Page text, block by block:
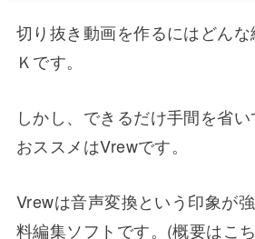
切り抜き動画を作るにはどん
Ｋです。
しかし、できるだけ手間を省
おススメはVrewです。
Vrewは音声変換という印象が
料編集ソフトです。(概要はこ